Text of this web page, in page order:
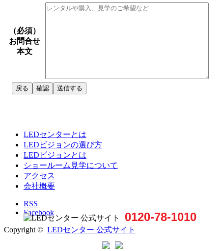
0120-78-1010
（必須）
お問合せ
本文
LEDセンターとは
LEDビジョンの選び方
LEDビジョンとは
ショールーム見学について
アクセス
会社概要
RSS
Facebook
Copyright © LEDセンター 公式サイト